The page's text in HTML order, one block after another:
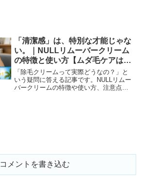
「清潔感」は、特別な才能じゃな
い。｜NULLリムーバークリーム
の特徴と使い方【ムダ毛ケアはも
っと簡単でいい】
「除毛クリームって実際どうなの？」と
いう疑問に答える記事です。NULLリムー
バークリームの特徴や使い方、注意点を
コメントを書き込む